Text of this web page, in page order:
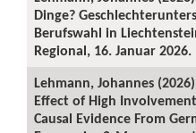
Dinge?
Berufswahl in
Regional, 16. Januar 2026.
Lehmann, Johannes
Effect of High
Causal Evidence From